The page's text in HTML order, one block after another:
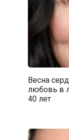
Весна
любовь в
40 лет